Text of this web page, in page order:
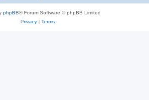
phpBB® Forum Software © phpBB Limited
Privacy| Terms